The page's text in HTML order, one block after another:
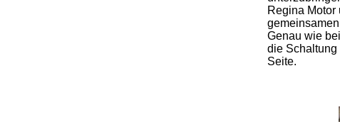
Regina Motor
Genau wie
die Schaltung
Seite.